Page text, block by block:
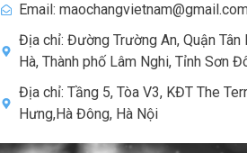
Email:
Địa chỉ: Đường Trường An, Quận Tân
Hà, Thành phố Lâm Nghi, Tỉnh Sơn
Địa chỉ: Tầng 5, Tòa V3, KĐT The
Hưng,Hà Đông, Hà Nội